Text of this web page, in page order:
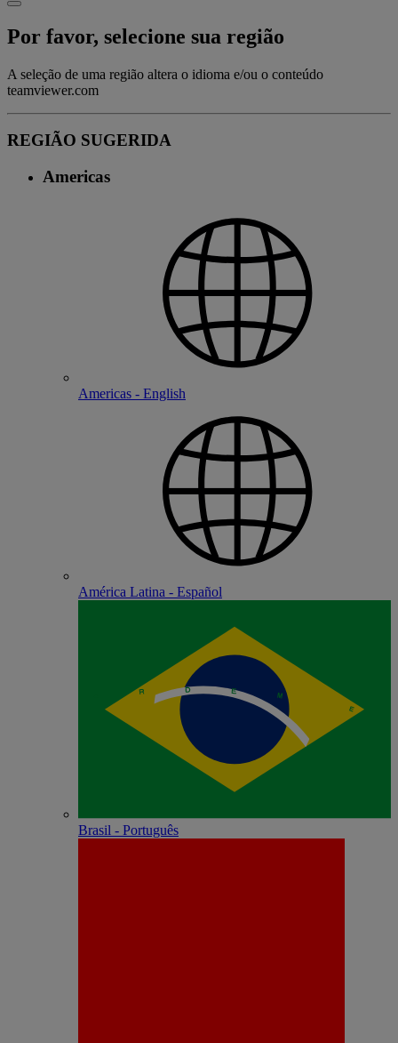
Por favor, selecione sua região
A seleção de uma região altera o idioma e/ou o conteúdo
teamviewer.com
REGIÃO SUGERIDA
Americas
Americas - English
América Latina - Español
Brasil - Português